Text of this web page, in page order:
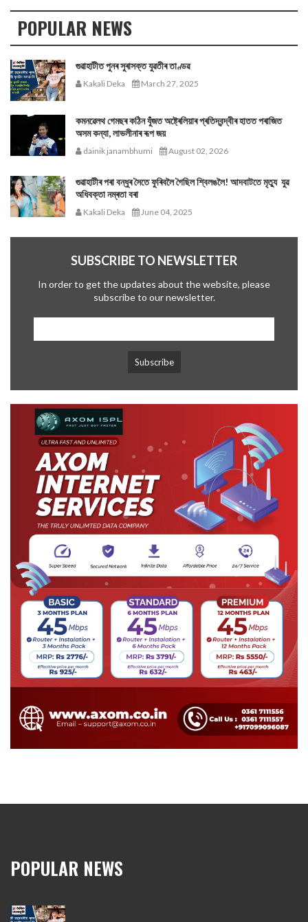
POPULAR NEWS
গুৱাহাটীত পুনৰ সুৰাসক্ত যুৱতীৰ তাণ্ডৱ
Kakali Deka March 27, 2025
কমনৱেলথ গেমছৰ কঠিন যুঁজত অষ্ট্ৰেলিয়াৰ প্ৰতিদ্বন্দ্বীৰ হাতত পৰাজিত
অসম কন্যা, লাভলীনাৰ ৰূপ জয়
dainik janambhumi August 02, 2026
গুৱাহাটীৰ পৰা বন্ধুৰ সৈতে ফুৰিবলৈ গৈছিল শ্বিলঙলৈ! আদবাটতে মৃত্যু যুৱ
অধিবক্তা নম্ৰতা বৰা
Kakali Deka June 04, 2025
SUBSCRIBE TO NEWSLETTER
In order to get the updates about the website, please
subscribe to our newsletter.
POPULAR NEWS